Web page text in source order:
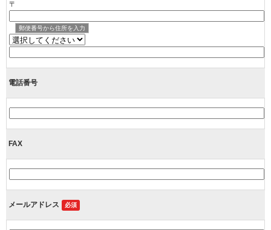
〒
郵便番号から住所を入力
電話番号
FAX
メールアドレス 必須